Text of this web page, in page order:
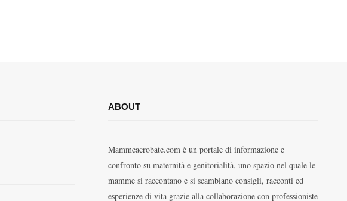
ABOUT
Mammeacrobate.com è un portale di informazione e
confronto su maternità e genitorialità, uno spazio nel quale le
mamme si raccontano e si scambiano consigli, racconti ed
esperienze di vita grazie alla collaborazione con professioniste